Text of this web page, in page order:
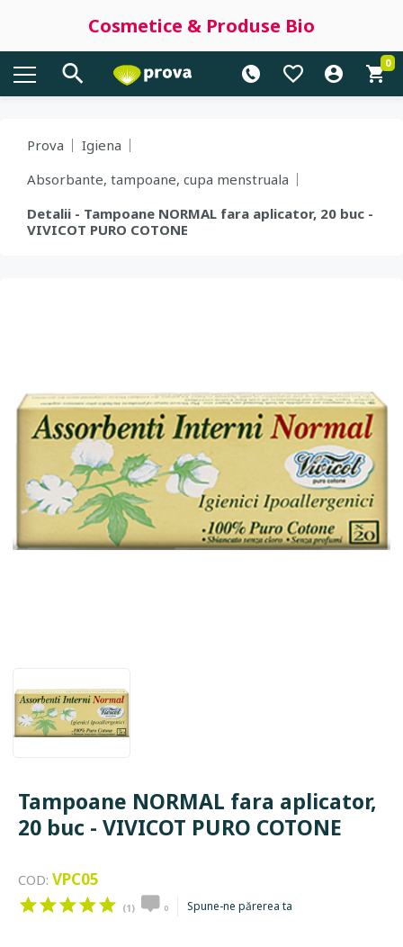
Cosmetice & Produse Bio
0
Prova
Igiena
Absorbante, tampoane, cupa menstruala
Detalii - Tampoane NORMAL fara aplicator, 20 buc -
VIVICOT PURO COTONE
Tampoane NORMAL fara aplicator,
20 buc - VIVICOT PURO COTONE
COD: VPC05
(1) 0 Spune-ne părerea ta